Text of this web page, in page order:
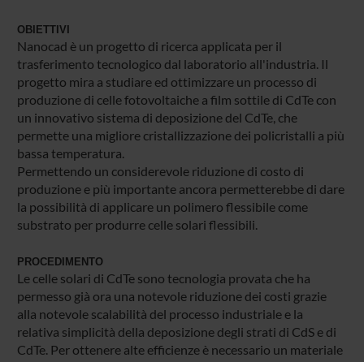
OBIETTIVI
Nanocad è un progetto di ricerca applicata per il
trasferimento tecnologico dal laboratorio all'industria. Il
progetto mira a studiare ed ottimizzare un processo di
produzione di celle fotovoltaiche a film sottile di CdTe con
un innovativo sistema di deposizione del CdTe, che
permette una migliore cristallizzazione dei policristalli a più
bassa temperatura.
Permettendo un considerevole riduzione di costo di
produzione e più importante ancora permetterebbe di dare
la possibilità di applicare un polimero flessibile come
substrato per produrre celle solari flessibili.
PROCEDIMENTO
Le celle solari di CdTe sono tecnologia provata che ha
permesso già ora una notevole riduzione dei costi grazie
alla notevole scalabilità del processo industriale e la
relativa simplicità della deposizione degli strati di CdS e di
CdTe. Per ottenere alte efficienze è necessario un materiale